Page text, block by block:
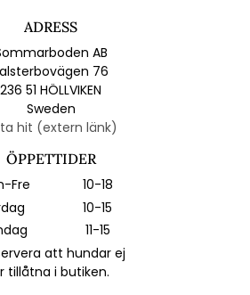
ADRESS
AB
76
236 51 HÖLLVIKEN
Sweden
hit (extern länk)
ÖPPETTIDER
Fre
10-18
10-15
11-15
att hundar ej
tillåtna i butiken.